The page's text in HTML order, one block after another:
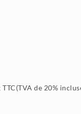
TTC(TVA de 20%